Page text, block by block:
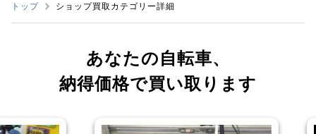
トップ ショップ買取カテゴリー詳細
あなたの自転車、
納得価格で買い取ります